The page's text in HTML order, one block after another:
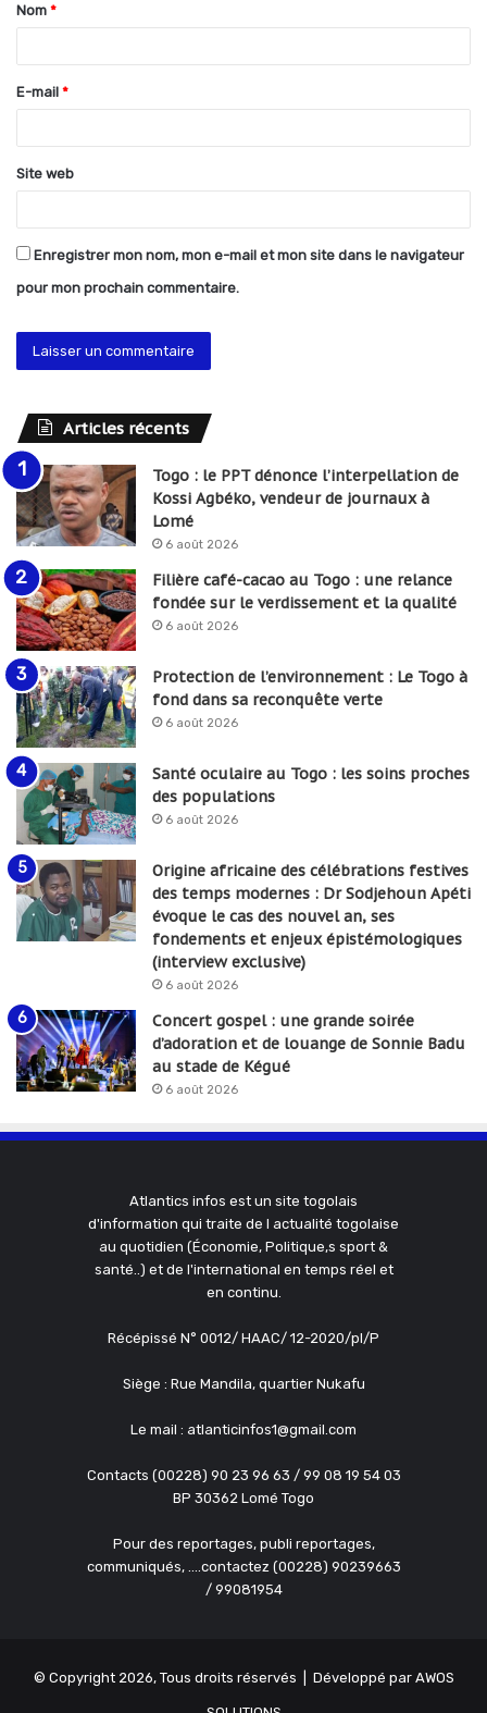
a
e
*
Nom *
E-mail *
Site web
Enregistrer mon nom, mon e-mail et mon site dans le navigateur
pour mon prochain commentaire.
Articles récents
Togo : le PPT dénonce l’interpellation de
Kossi Agbéko, vendeur de journaux à
Lomé
6 août 2026
Filière café-cacao au Togo : une relance
fondée sur le verdissement et la qualité
6 août 2026
Protection de l’environnement : Le Togo à
fond dans sa reconquête verte
6 août 2026
Santé oculaire au Togo : les soins proches
des populations
6 août 2026
Origine africaine des célébrations festives
des temps modernes : Dr Sodjehoun Apéti
évoque le cas des nouvel an, ses
fondements et enjeux épistémologiques
(interview exclusive)
6 août 2026
Concert gospel : une grande soirée
d’adoration et de louange de Sonnie Badu
au stade de Kégué
6 août 2026
Atlantics infos est un site togolais
d'information qui traite de l actualité togolaise
au quotidien (Économie, Politique,s sport &
santé..) et de l'international en temps réel et
en continu.
Récépissé N° 0012/ HAAC/ 12-2020/pl/P
Siège : Rue Mandila, quartier Nukafu
Le mail : atlanticinfos1@gmail.com
Contacts (00228) 90 23 96 63 / 99 08 19 54 03
BP 30362 Lomé Togo
Pour des reportages, publi reportages,
communiqués, ....contactez (00228) 90239663
/ 99081954
© Copyright 2026, Tous droits réservés | Développé par AWOS